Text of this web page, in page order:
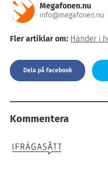
Megafonen.nu
info@megafonen.nu
Fler artiklar om: Händer i
Dela på Facebook
Kommentera